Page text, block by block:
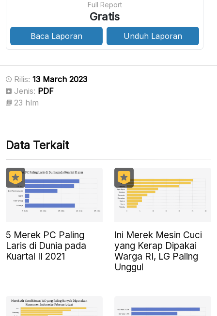
Full Report
Gratis
Baca Laporan Unduh Laporan
Rilis: 13 March 2023
Jenis: PDF
23 hlm
Data Terkait
5 Merek PC Paling
Laris di Dunia pada
Kuartal II 2021
Ini Merek Mesin Cuci
yang Kerap Dipakai
Warga RI, LG Paling
Unggul